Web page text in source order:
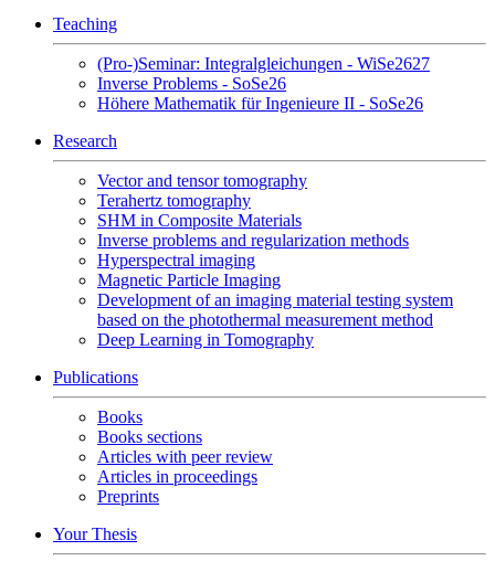
Teaching
(Pro-)Seminar: Integralgleichungen - WiSe2627
Inverse Problems - SoSe26
Höhere Mathematik für Ingenieure II - SoSe26
Research
Vector and tensor tomography
Terahertz tomography
SHM in Composite Materials
Inverse problems and regularization methods
Hyperspectral imaging
Magnetic Particle Imaging
Development of an imaging material testing system
based on the photothermal measurement method
Deep Learning in Tomography
Publications
Books
Books sections
Articles with peer review
Articles in proceedings
Preprints
Your Thesis